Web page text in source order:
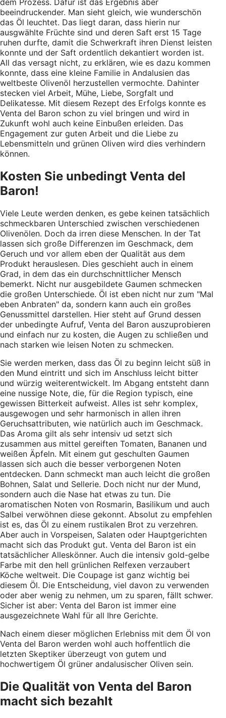
dem Prozess. Dafür ist das Ergebnis aber
beeindruckender. Man sieht gleich, wie wunderschön
das Öl leuchtet. Das liegt daran, dass hierin nur
ausgwählte Früchte sind und deren Saft erst 15 Tage
ruhen durfte, damit die Schwerkraft ihren Dienst leisten
konnte und der Saft ordentlich dekantiert worden ist.
All das versagt nicht, zu erklären, wie es dazu kommen
konnte, dass eine kleine Familie in Andalusien das
weltbeste Olivenöl herzustellen vermochte. Dahinter
stecken viel Arbeit, Mühe, Liebe, Sorgfalt und
Delikatesse. Mit diesem Rezept des Erfolgs konnte es
Venta del Baron schon zu viel bringen und wird in
Zukunft wohl auch keine Einbußen erleiden. Das
Engagement zur guten Arbeit und die Liebe zu
Lebensmitteln und grünen Oliven wird dies verhindern
können.
Kosten Sie unbedingt Venta del
Baron!
Viele Leute werden denken, es gebe keinen tatsächlich
schmeckbaren Unterschied zwischen verschiedenen
Olivenölen. Doch da irren diese Menschen. In der Tat
lassen sich große Differenzen im Geschmack, dem
Geruch und vor allem eben der Qualität aus dem
Produkt herauslesen. Dies geschieht auch in einem
Grad, in dem das ein durchschnittlicher Mensch
bemerkt. Nicht nur ausgebildete Gaumen schmecken
die großen Unterschiede. Öl ist eben nicht nur zum "Mal
eben Anbraten" da, sondern kann auch ein großes
Genussmittel darstellen. Hier steht auf Grund dessen
der unbedingte Aufruf, Venta del Baron auszuprobieren
und einfach nur zu kosten, die Augen zu schließen und
nach starken wie leisen Noten zu schmecken.
Sie werden merken, dass das Öl zu beginn leicht süß in
den Mund eintritt und sich im Anschluss leicht bitter
und würzig weiterentwickelt. Im Abgang entsteht dann
eine nussige Note, die, für die Region typisch, eine
gewissen Bitterkeit aufweist. Alles ist sehr komplex,
ausgewogen und sehr harmonisch in allen ihren
Geruchsattributen, wie natürlich auch im Geschmack.
Das Aroma gilt als sehr intensiv ud setzt sich
zusammen aus mittel gereiften Tomaten, Bananen und
weißen Äpfeln. Mit einem gut geschulten Gaumen
lassen sich auch die besser verborgenen Noten
entdecken. Dann schmeckt man auch leicht die großen
Bohnen, Salat und Sellerie. Doch nicht nur der Mund,
sondern auch die Nase hat etwas zu tun. Die
aromatischen Noten von Rosmarin, Basilikum und auch
Salbei verwöhnen diese gekonnt. Absolut zu empfehlen
ist es, das Öl zu einem rustikalen Brot zu verzehren.
Aber auch in Vorspeisen, Salaten oder Hauptgerichten
macht sich das Produkt gut. Venta del Baron ist ein
tatsächlicher Alleskönner. Auch die intensiv gold-gelbe
Farbe mit den hell grünlichen Relfexen verzaubert
Köche weltweit. Die Coupage ist ganz wichtig bei
diesem Öl. Die Entscheidung, viel davon zu verwenden
oder aber wenig zu nehmen, um zu sparen, fällt schwer.
Sicher ist aber: Venta del Baron ist immer eine
ausgezeichnete Wahl für all Ihre Gerichte.
Nach einem dieser möglichen Erlebniss mit dem Öl von
Venta del Baron werden wohl auch hoffentlich die
letzten Skeptiker überzeugt von gutem und
hochwertigem Öl grüner andalusischer Oliven sein.
Die Qualität von Venta del Baron
macht sich bezahlt